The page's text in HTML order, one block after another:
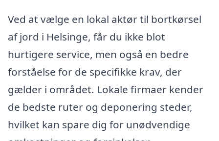
Ved at vælge en lokal aktør til bortkørsel
af jord i Helsinge, får du ikke blot
hurtigere service, men også en bedre
forståelse for de specifikke krav, der
gælder i området. Lokale firmaer kender
de bedste ruter og deponering steder,
hvilket kan spare dig for unødvendige